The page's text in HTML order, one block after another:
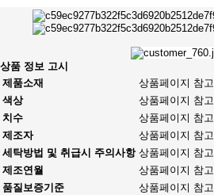
상품 정보 고시
제품소재
상품페이지 참고
색상
상품페이지 참고
치수
상품페이지 참고
제조자
상품페이지 참고
세탁방법 및 취급시 주의사항 상품페이지 참고
제조연월
상품페이지 참고
품질보증기준
상품페이지 참고